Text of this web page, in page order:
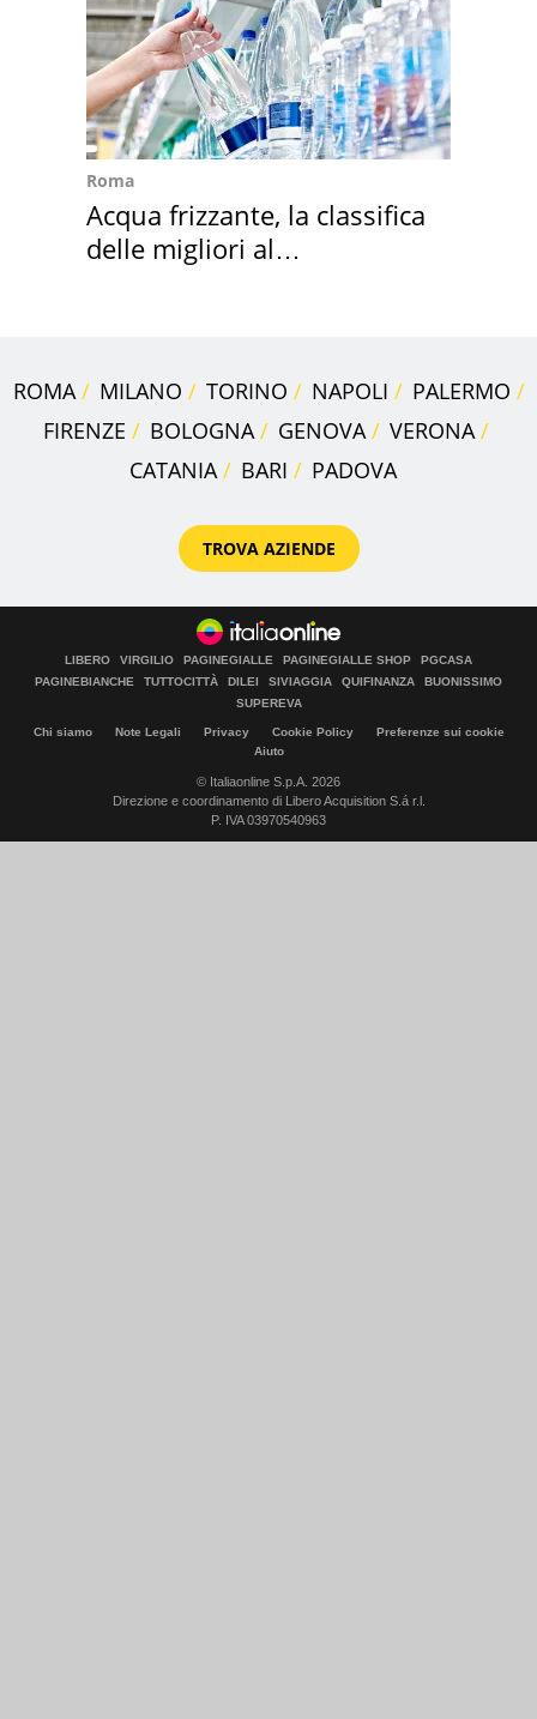
Roma
Acqua frizzante, la classifica
delle migliori al
ROMA MILANO TORINO NAPOLI
PALERMO
FIRENZE
BOLOGNA GENOVA
VERONA
CATANIA
BARI PADOVA
TROVA AZIENDE
LIBERO VIRGILIO PAGINEGIALLE PAGINEGIALLE SHOP
PGCASA
PAGINEBIANCHE
TUTTOCITTÀ DILEI SIVIAGGIA QUIFINANZA
BUONISSIMO
SUPEREVA
Chi siamo Note Legali Privacy Cookie Policy
Preferenze sui cookie
Aiuto
© Italiaonline S.p.A. 2026
Direzione e coordinamento di Libero Acquisition S.á r.l.
P. IVA 03970540963